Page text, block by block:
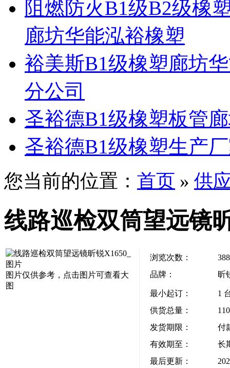
阻燃防火B1级B2级橡
廊坊华能泓裕橡塑
裕美斯B1级橡塑廊坊
分公司
圣裕德B1级橡塑板管
圣裕德B1级橡塑生产
您当前的位置： 首页 » 供
线路巡检双筒望远镜
图片仅供参考，点击图片可查看大
图
浏览次数：
388
品牌：
昕
最小起订：
1
供货总量：
发货期限：
付
有效期至：
长
最后更新：